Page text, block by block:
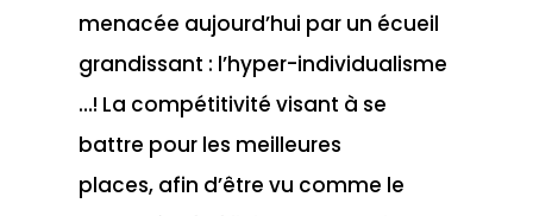
menacée aujourd’hui par un écueil
grandissant : l’hyper-individualisme
…! La compétitivité visant à se
battre pour les meilleures
places, afin d’être vu comme le